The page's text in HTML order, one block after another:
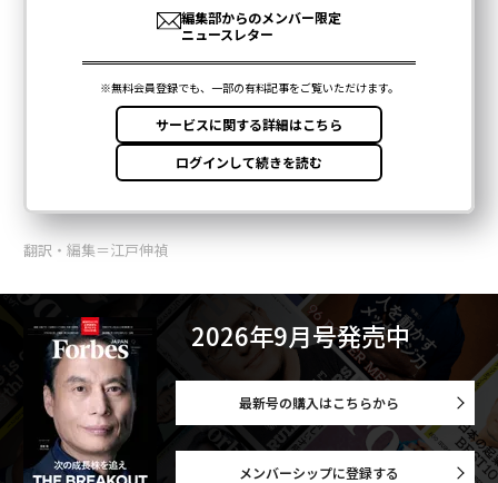
翻訳・編集＝江戸伸禎
2026年9月号発売中
最新号の購入はこちらから
メンバーシップに登録する